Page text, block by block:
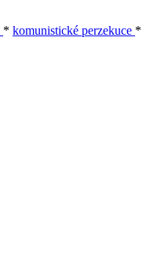
* komunistické perzekuce *